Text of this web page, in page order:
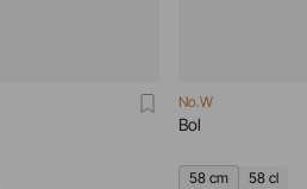
No.W
Bol
58 cm 58 cl